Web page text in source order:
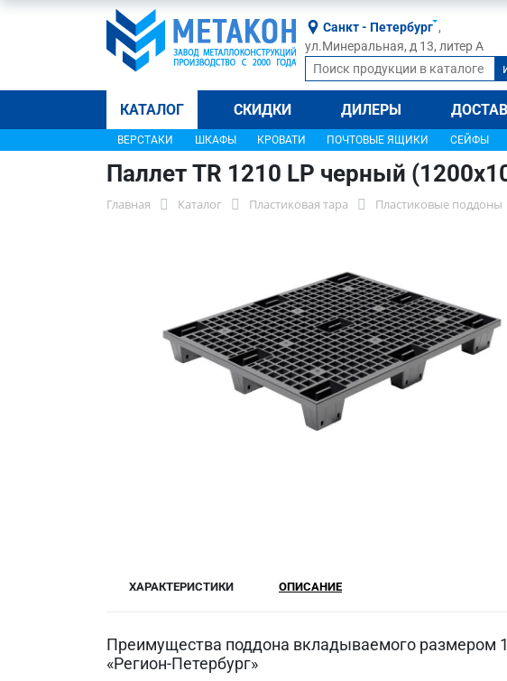
Санкт - Петербург ,
ул.Минеральная, д 13, литер А
КАТАЛОГ СКИДКИ ДИЛЕРЫ
ВЕРСТАКИ ШКАФЫ КРОВАТИ ПОЧТОВЫЕ ЯЩИКИ СЕЙФЫ
Паллет TR 1210 LP черный
Главная Каталог Пластиковая тара Пластиковые поддоны
ХАРАКТЕРИСТИКИ ОПИСАНИЕ
Преимущества поддона вкладываемого размером
«Регион-Петербург»